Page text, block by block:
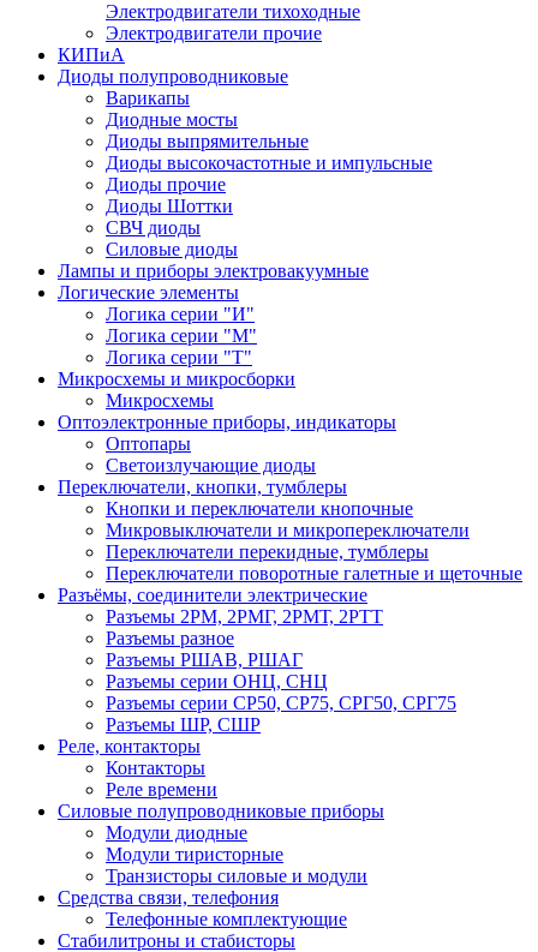
Электродвигатели тихоходные
Электродвигатели прочие
КИПиА
Диоды полупроводниковые
Варикапы
Диодные мосты
Диоды выпрямительные
Диоды высокочастотные и импульсные
Диоды прочие
Диоды Шоттки
СВЧ диоды
Силовые диоды
Лампы и приборы электровакуумные
Логические элементы
Логика серии "И"
Логика серии "М"
Логика серии "Т"
Микросхемы и микросборки
Микросхемы
Оптоэлектронные приборы, индикаторы
Оптопары
Светоизлучающие диоды
Переключатели, кнопки, тумблеры
Кнопки и переключатели кнопочные
Микровыключатели и микропереключатели
Переключатели перекидные, тумблеры
Переключатели поворотные галетные и щеточные
Разъёмы, соединители электрические
Разъемы 2РМ, 2РМГ, 2РМТ, 2РТТ
Разъемы разное
Разъемы РШАВ, РШАГ
Разъемы серии ОНЦ, СНЦ
Разъемы серии СР50, СР75, СРГ50, СРГ75
Разъемы ШР, СШР
Реле, контакторы
Контакторы
Реле времени
Силовые полупроводниковые приборы
Модули диодные
Модули тиристорные
Транзисторы силовые и модули
Средства связи, телефония
Телефонные комплектующие
Стабилитроны и стабисторы